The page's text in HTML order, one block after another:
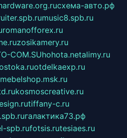
схема-авто.рф
music8.spb.ru
romanofforex.ru
zosikamery.ru
COM.SUhohota.netalimy.ru
otdelkaexp.ru
mebelshop.msk.ru
kosmoscreative.ru
tiffany-c.ru
галактика73.рф
spb.rufotsis.rutesiaes.ru